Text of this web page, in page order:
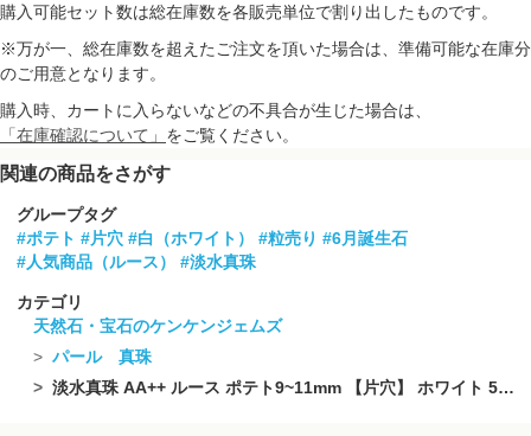
購入可能セット数は総在庫数を各販売単位で割り出したものです。
※万が一、総在庫数を超えたご注文を頂いた場合は、準備可能な在庫分
のご用意となります。
購入時、カートに入らないなどの不具合が生じた場合は、
「在庫確認について」 をご覧ください。
関連の商品をさがす
グループタグ
#ポテト #片穴 #白（ホワイト） #粒売り #6月誕生石
#人気商品（ルース）
#淡水真珠
カテゴリ
天然石・宝石のケンケンジェムズ
パール 真珠
淡水真珠 AA++ ルース ポテト9~11mm 【片穴】 ホワイト 5粒【粒売り】